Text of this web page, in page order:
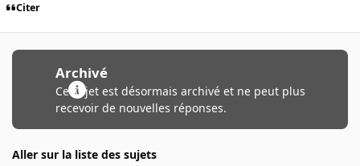
Citer
Archivé
Ce sujet est désormais archivé et ne peut plus
recevoir de nouvelles réponses.
Aller sur la liste des sujets